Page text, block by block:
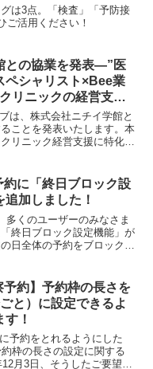
は3点。「検査」「予防接
ご活用ください！
との協業を発表―”医
ペシャリスト×Bee業
リニックの経営支援
は、株式会社ニチイ学館と
ことを発表いたします。本
リニック経営支援に特化し
約に「終日ブロック設
追加しました！
多くのユーザーのみなさま
終日ブロック設定機能」が
日全体の予約をブロックす
予約】予約枠の長さを
と）に設定できるよ
す！
予約をとれるようにした
枠の長さの設定に関する
月3日、そうしたご要望に